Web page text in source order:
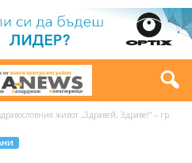
живот „Здравей, Здраве!“ – гр.